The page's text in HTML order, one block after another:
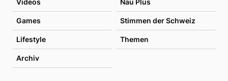
Videos Nau Plus
Games Stimmen der Schweiz
Lifestyle Themen
Archiv